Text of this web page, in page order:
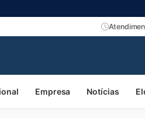
Empresa Notícias